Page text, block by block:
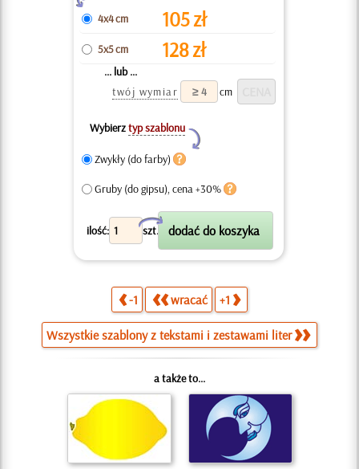
4x4 cm
105zł
5x5 cm 128zł
... lub ...
twój wymiar
cm
Wybierztyp szablonu
Y
Zwykły (do farby)
Gruby (do gipsu), cena +30%
ilość: szt.
X
-1 wracać +1
Wszystkie szablony z tekstami i zestawami liter
a także to...